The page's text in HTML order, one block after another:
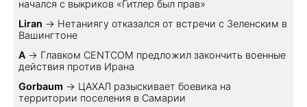
начался с выкриков «Гитлер был прав»
Liran → Нетаниягу отказался от встречи с Зеленским в
Вашингтоне
A → Главком CENTCOM предложил закончить военные
действия против Ирана
Gorbaum → ЦАХАЛ разыскивает боевика на
территории поселения в Самарии